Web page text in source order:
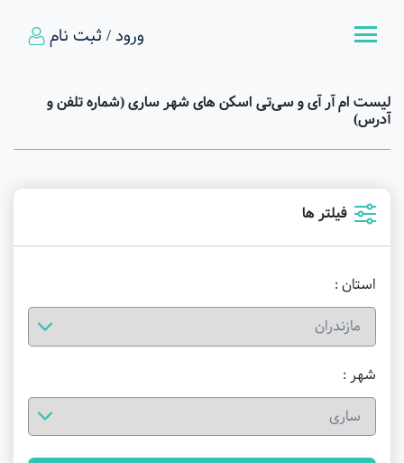
ورود / ثبت نام
لیست ام آر آی و سی‌تی اسکن های شهر ساری (شماره تلفن و
آدرس)
فیلتر ها
استان :
شهر :